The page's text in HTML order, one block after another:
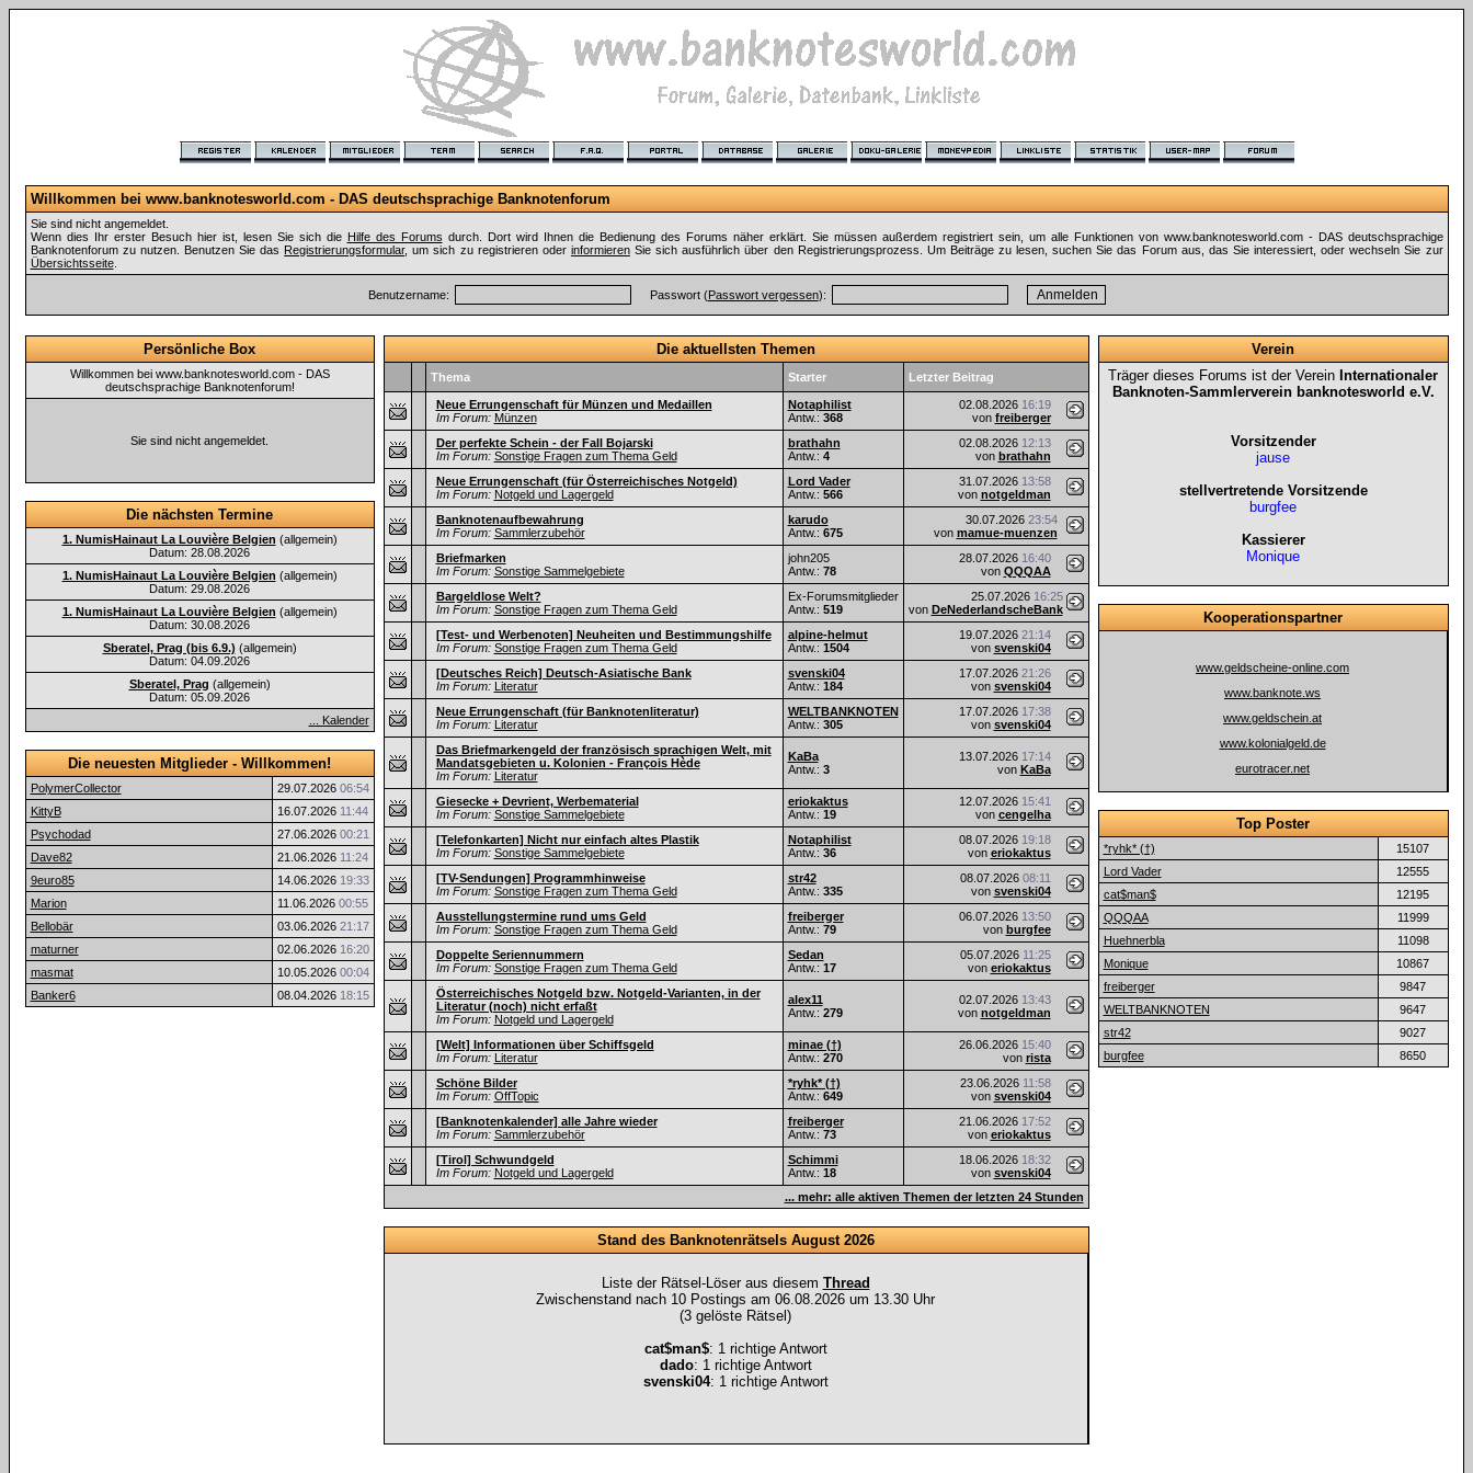
Willkommen bei www.banknotesworld.com - DAS deutschsprachige Banknotenforum
Sie sind nicht angemeldet.
Wenn dies Ihr erster Besuch hier ist, lesen Sie sich die Hilfe des Forums durch. Dort wird Ihnen die Bedienung des Forums näher erklärt. Sie müssen außerdem registriert sein, um alle Funktionen von www.banknotesworld.com - DAS deutschsprachige
Banknotenforum zu nutzen. Benutzen Sie das Registrierungsformular, um sich zu registrieren oder informierenSie sich ausführlich über den Registrierungsprozess. Um Beiträge zu lesen, suchen Sie das Forum aus, das Sie interessiert, oder wechseln Sie zur
Übersichtsseite.
Benutzername: Passwort (Passwort vergessen):
Persönliche Box
Willkommen bei www.banknotesworld.com - DAS
deutschsprachige Banknotenforum!
Sie sind nicht angemeldet.
Die nächsten Termine
1. NumisHainaut La Louvière Belgien (allgemein)
Datum: 28.08.2026
1. NumisHainaut La Louvière Belgien (allgemein)
Datum: 29.08.2026
1. NumisHainaut La Louvière Belgien (allgemein)
Datum: 30.08.2026
Sberatel, Prag (bis 6.9.) (allgemein)
Datum: 04.09.2026
Sberatel, Prag (allgemein)
Datum: 05.09.2026
... Kalender
Die neuesten Mitglieder - Willkommen!
PolymerCollector 29.07.2026 06:54
KittyB
16.07.2026 11:44
Psychodad
27.06.2026 00:21
Dave82
21.06.2026 11:24
9euro85
14.06.2026 19:33
Marion
11.06.2026 00:55
Bellobär
03.06.2026 21:17
maturner
02.06.2026 16:20
masmat
10.05.2026 00:04
Banker6
08.04.2026 18:15
Die aktuellsten Themen
Thema Starter Letzter Beitrag
Neue Errungenschaft für Münzen und Medaillen
Im Forum: Münzen
Notaphilist
Antw.: 368
02.08.2026 16:19
von freiberger
Der perfekte Schein - der Fall Bojarski
Im Forum: Sonstige Fragen zum Thema Geld
brathahn
Antw.: 4
02.08.2026 12:13
von brathahn
Neue Errungenschaft (für Österreichisches Notgeld)
Im Forum: Notgeld und Lagergeld
Lord Vader
Antw.: 566
31.07.2026 13:58
von notgeldman
Banknotenaufbewahrung
Im Forum: Sammlerzubehör
karudo
Antw.: 675
30.07.2026 23:54
von mamue-muenzen
Briefmarken
Im Forum: Sonstige Sammelgebiete
john205
Antw.: 78
28.07.2026 16:40
von QQQAA
Bargeldlose Welt?
Im Forum: Sonstige Fragen zum Thema Geld
Ex-Forumsmitglieder
Antw.: 519
25.07.2026 16:25
von DeNederlandscheBank
[Test- und Werbenoten] Neuheiten und Bestimmungshilfe
Im Forum: Sonstige Fragen zum Thema Geld
alpine-helmut
Antw.: 1504
19.07.2026 21:14
von svenski04
[Deutsches Reich] Deutsch-Asiatische Bank
Im Forum: Literatur
svenski04
Antw.: 184
17.07.2026 21:26
von svenski04
Neue Errungenschaft (für Banknotenliteratur)
Im Forum: Literatur
WELTBANKNOTEN
Antw.: 305
17.07.2026 17:38
von svenski04
Das Briefmarkengeld der französisch sprachigen Welt, mit
Mandatsgebieten u. Kolonien - François Hède
Im Forum: Literatur
KaBa
Antw.: 3
13.07.2026 17:14
von KaBa
Giesecke + Devrient, Werbematerial
Im Forum: Sonstige Sammelgebiete
eriokaktus
Antw.: 19
12.07.2026 15:41
von cengelha
[Telefonkarten] Nicht nur einfach altes Plastik
Im Forum: Sonstige Sammelgebiete
Notaphilist
Antw.: 36
08.07.2026 19:18
von eriokaktus
[TV-Sendungen] Programmhinweise
Im Forum: Sonstige Fragen zum Thema Geld
str42
Antw.: 335
08.07.2026 08:11
von svenski04
Ausstellungstermine rund ums Geld
Im Forum: Sonstige Fragen zum Thema Geld
freiberger
Antw.: 79
06.07.2026 13:50
von burgfee
Doppelte Seriennummern
Im Forum: Sonstige Fragen zum Thema Geld
Sedan
Antw.: 17
05.07.2026 11:25
von eriokaktus
Österreichisches Notgeld bzw. Notgeld-Varianten, in der
Literatur (noch) nicht erfaßt
Im Forum: Notgeld und Lagergeld
alex11
Antw.: 279
02.07.2026 13:43
von notgeldman
[Welt] Informationen über Schiffsgeld
Im Forum: Literatur
minae (†)
Antw.: 270
26.06.2026 15:40
von rista
Schöne Bilder
Im Forum: OffTopic
*ryhk* (†)
Antw.: 649
23.06.2026 11:58
von svenski04
[Banknotenkalender] alle Jahre wieder
Im Forum: Sammlerzubehör
freiberger
Antw.: 73
21.06.2026 17:52
von eriokaktus
[Tirol] Schwundgeld
Im Forum: Notgeld und Lagergeld
Schimmi
Antw.: 18
18.06.2026 18:32
von svenski04
... mehr: alle aktiven Themen der letzten 24 Stunden
Stand des Banknotenrätsels August 2026
Liste der Rätsel-Löser aus diesem Thread
Zwischenstand nach 10 Postings am 06.08.2026 um 13.30 Uhr
(3 gelöste Rätsel)
cat$man$: 1 richtige Antwort
dado: 1 richtige Antwort
svenski04: 1 richtige Antwort
Verein
Träger dieses Forums ist der Verein Internationaler
Banknoten-Sammlerverein banknotesworld e.V.
Vorsitzender
jause
stellvertretende Vorsitzende
burgfee
Kassierer
Monique
Kooperationspartner
www.geldscheine-online.com
www.banknote.ws
www.geldschein.at
www.kolonialgeld.de
eurotracer.net
Top Poster
*ryhk* (†)
15107
Lord Vader
12555
cat$man$
12195
QQQAA
11999
Huehnerbla
11098
Monique
10867
freiberger
9847
WELTBANKNOTEN
9647
str42
9027
burgfee
8650